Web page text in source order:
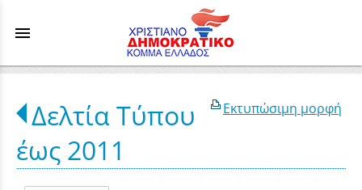
menu
Εκτυπώσιμη μορφή
Δελτία Τύπου
έως 2011